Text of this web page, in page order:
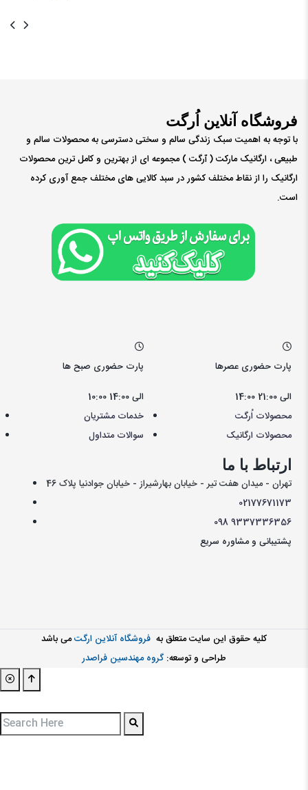
فروشگاه آنلاین اُرگت
با توجه به اهمیت سبک زندگی سالم و سختی دسترسی به محصولات سالم و
طبیعی ، ارگانیک مارکت ( ٱرگت ) مجموعه ای از بهترین و کامل ترین محصولات
ارگانیک را از نقاط مختلف کشور در سبد کالایی های مختلف جمع آوری کرده
است.
پارت حضوری صبح ها
10:00 الی 14:00
پارت حضوری عصرها
14:00 الی 21:00
خدمات مشتریان
سوالات متداول
محصولات اُرگت
محصولات ارگانیک
ارتباط با ما
تهران - میدان هفت تیر - خیابان بهارشیراز - خیابان جوادنیا پلاک 46
02177671173
0989337336356
پشتیبانی و مشاوره سریع
کليه حقوق اين سايت متعلق به فروشگاه آنلاین ارگتمی باشد
طراحی و توسعه: گروه مهندسین فراصدر